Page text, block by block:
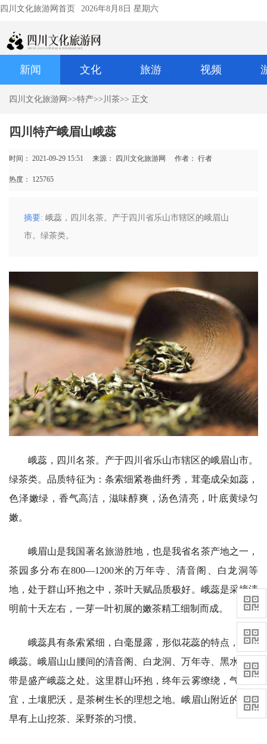
四川文化旅游网首页 2026年8月8日 星期六
新闻 文化 旅游 视频
四川文化旅游网 >>特产>> 川茶>> 正文
四川特产峨眉山峨蕊
时间： 2021-09-29 15:51 来源： 四川文化旅游网 作者： 行者
热度： 125765
摘要: 峨蕊，四川名茶。产于四川省乐山市辖区的峨眉山
市。绿茶类。
峨蕊，四川名茶。产于四川省乐山市辖区的峨眉山市。
绿茶类。品质特征为：条索细紧卷曲纤秀，茸毫成朵如蕊，
色泽嫩绿，香气高洁，滋味醇爽，汤色清亮，叶底黄绿匀
嫩。
峨眉山是我国著名旅游胜地，也是我省名茶产地之一，
茶园多分布在800—1200米的万年寺、清音阁、白龙洞等
地，处于群山环抱之中，茶叶天赋品质极好。峨蕊是采摘清
明前十天左右，一芽一叶初展的嫩茶精工细制而成。
峨蕊具有条索紧细，白毫显露，形似花蕊的特点，故名
峨蕊。峨眉山山腰间的清音阁、白龙洞、万年寺、黑水寺一
带是盛产峨蕊之处。这里群山环抱，终年云雾缭绕，气候适
宜，土壤肥沃，是茶树生长的理想之地。峨眉山附近的村民
早有上山挖茶、采野茶的习惯。